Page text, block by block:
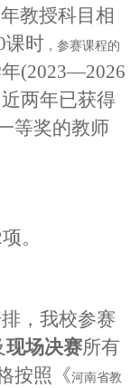
教授科目相
课时 ，参赛课程的
(2023—2026
两年已获得
等奖的教师
项。
，我校参赛
现场决赛所有
按照 《河南省教